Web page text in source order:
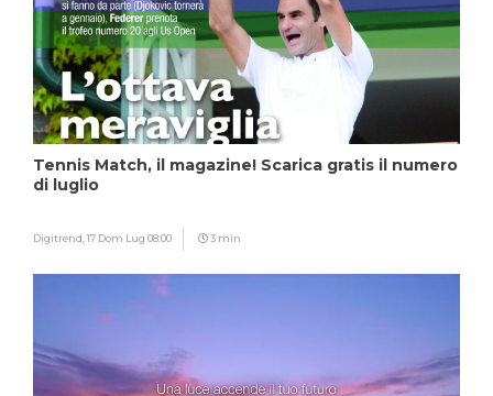
Tennis Match, il magazine! Scarica gratis il numero
di luglio
Digitrend,17 Dom Lug 08:00 3 min